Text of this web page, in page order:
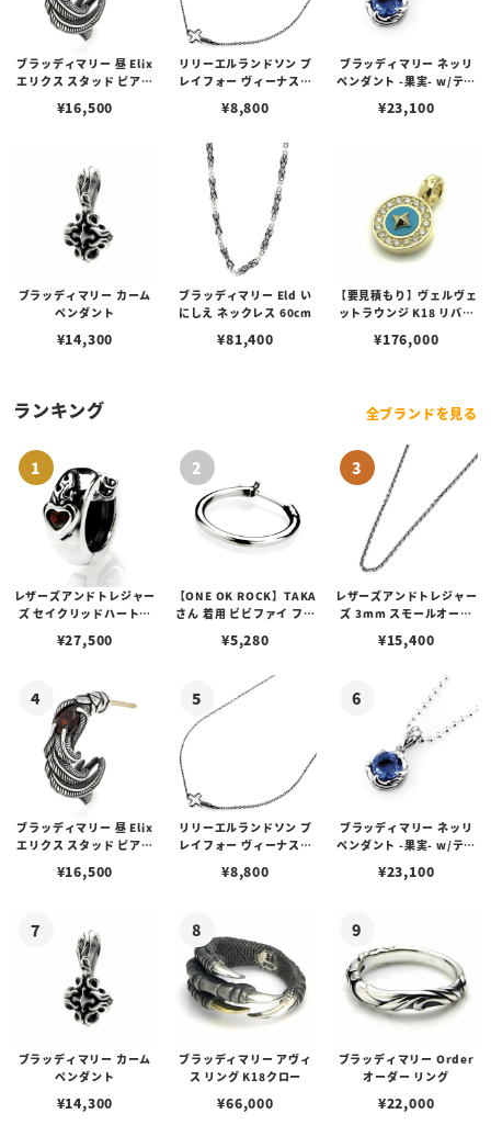
ブラッディマリー 昼 Elix
エリクス スタッド ピアス
¥16,500
リリーエルランドソン プ
レイフォー ヴィーナスチ
¥8,800
ブラッディマリー ネッリ
ペンダント -果実- w/ティ
¥23,100
ブラッディマリー カーム
ペンダント
¥14,300
ブラッディマリー Eld い
にしえ ネックレス 60cm
¥81,400
【要見積もり】ヴェルヴェ
ットラウンジ K18 リバテ
ターコイズ
¥176,000
ランキング 全ブランドを見る
レザーズアンドトレジャー
ズ セイクリッドハートピ
¥27,500
【ONE OK ROCK】TAKA
さん 着用 ビビファイ フー
¥5,280
レザーズアンドトレジャー
ズ 3mm スモールオーバ
ブスタークラスプ＆LTロ
¥15,400
ブラッディマリー 昼 Elix
エリクス スタッド ピアス
¥16,500
リリーエルランドソン プ
レイフォー ヴィーナスチ
¥8,800
ブラッディマリー ネッリ
ペンダント -果実- w/ティ
¥23,100
ブラッディマリー カーム
ペンダント
¥14,300
ブラッディマリー アヴィ
ス リング K18クロー
¥66,000
ブラッディマリー Order
オーダー リング
¥22,000